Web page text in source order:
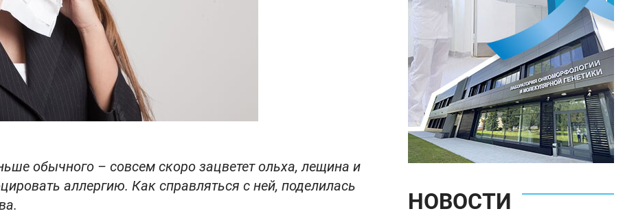
обычного – совсем скоро зацветет ольха, лещина и
аллергию. Как справляться с ней, поделилась
НОВОСТИ